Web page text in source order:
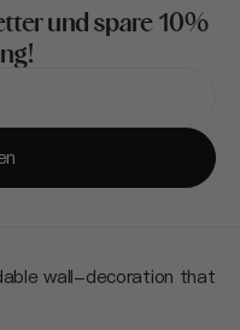
und spare 10%
wall-decoration that